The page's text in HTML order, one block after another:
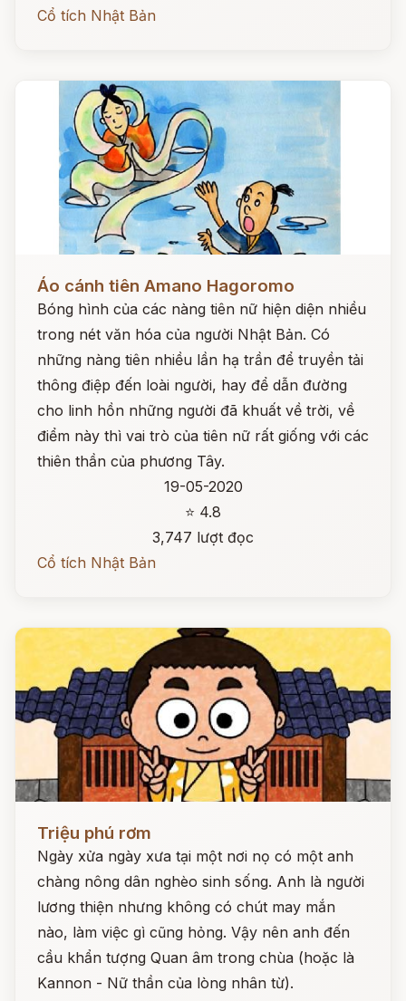
Cổ tích Nhật Bản
Đọc ngay
Áo cánh tiên Amano Hagoromo
Bóng hình của các nàng tiên nữ hiện diện nhiều
trong nét văn hóa của người Nhật Bản. Có
những nàng tiên nhiều lần hạ trần để truyền tải
thông điệp đến loài người, hay để dẫn đường
cho linh hồn những người đã khuất về trời, về
điểm này thì vai trò của tiên nữ rất giống với các
thiên thần của phương Tây.
19-05-2020
⭐ 4.8
3,747 lượt đọc
Cổ tích Nhật Bản
Triệu phú rơm
Ngày xửa ngày xưa tại một nơi nọ có một anh
chàng nông dân nghèo sinh sống. Anh là người
lương thiện nhưng không có chút may mắn
nào, làm việc gì cũng hỏng. Vậy nên anh đến
cầu khẩn tượng Quan âm trong chùa (hoặc là
Kannon - Nữ thần của lòng nhân từ).